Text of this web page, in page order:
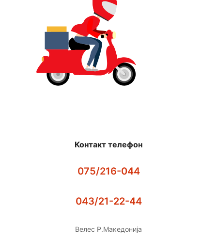
Контакт телефон
075/216-044
043/21-22-44
Велес Р.Македонија